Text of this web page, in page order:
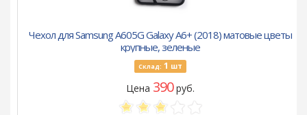
Чехол для Samsung A605G Galaxy A6+ (2018) матовые цветы
крупные, зеленые
Склад: 1 шт
Цена 390руб.